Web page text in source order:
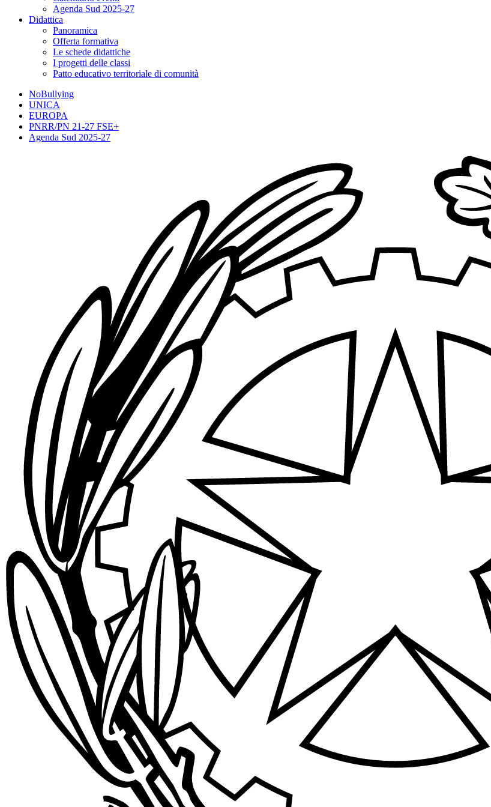
Agenda Sud 2025-27
Didattica
Panoramica
Offerta formativa
Le schede didattiche
I progetti delle classi
Patto educativo territoriale di comunità
NoBullying
UNICA
EUROPA
PNRR/PN 21-27 FSE+
Agenda Sud 2025-27